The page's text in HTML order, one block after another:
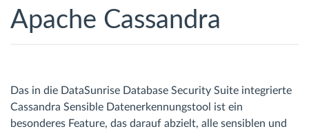
Apache Cassandra
Das in die DataSunrise Database Security Suite integrierte
Cassandra Sensible Datenerkennungstool ist ein
besonderes Feature, das darauf abzielt, alle sensiblen und